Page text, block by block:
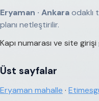
Eryaman · Ankaraodaklı
planı netleştirilir.
Kapı numarası ve site
Üst sayfalar
Eryaman mahalle ·